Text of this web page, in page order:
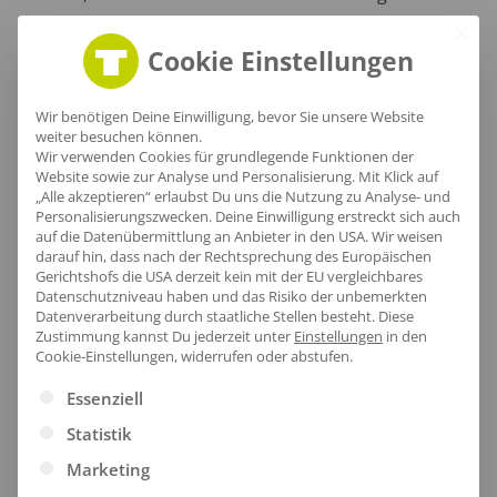
sorgen.
Sportlicher Saum
Der Beinabschluss dieser Hose verbindet
Cookie Einstellungen
Wir benötigen Deine Einwilligung, bevor Sie unsere Website
weiter besuchen können.
Wir verwenden Cookies für grundlegende Funktionen der
Website sowie zur Analyse und Personalisierung. Mit Klick auf
„Alle akzeptieren“ erlaubst Du uns die Nutzung zu Analyse- und
Personalisierungszwecken. Deine Einwilligung erstreckt sich auch
auf die Datenübermittlung an Anbieter in den USA. Wir weisen
darauf hin, dass nach der Rechtsprechung des Europäischen
Gerichtshofs die USA derzeit kein mit der EU vergleichbares
Datenschutzniveau haben und das Risiko der unbemerkten
Datenverarbeitung durch staatliche Stellen besteht. Diese
Zustimmung kannst Du jederzeit unter Einstellungen in den
Cookie-Einstellungen, widerrufen oder abstufen.
Es folgt eine Liste der Service-Gruppen, für die eine
Essenziell
Statistik
Marketing